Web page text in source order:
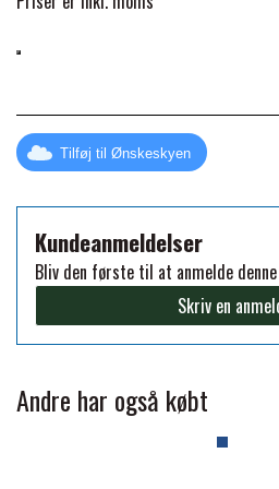
PREMIER EQUINE
PREMIER EQUINE
PREMIER
PREMIER EQUINE
PREMIER EQUINE
GP
HEVARI
JACKS
KÄLLQUIST
Tilføj til Ønskeskyen
Kundeanmeldelser
Bliv den første til at anmelde
Skriv en
Andre har også købt